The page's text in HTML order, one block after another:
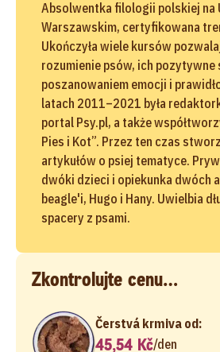
Absolwentka filologii polskiej na
Warszawskim, certyfikowana
Ukończyła wiele kursów
rozumienie psów, ich pozytywne
poszanowaniem emocji i
latach 2011–2021 była
portal Psy.pl, a także
Pies i Kot”. Przez ten czas
artykułów o psiej tematyce.
dwóki dzieci i opiekunka dwóch
beagle'i, Hugo i Hany. Uwielbia
spacery z psami.
Zkontrolujte cenu…
Čerstvá krmiva od:
45,54 Kč/den